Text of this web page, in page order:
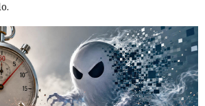
para los algoritmos abarcaron mucho
habitual de la pantalla.